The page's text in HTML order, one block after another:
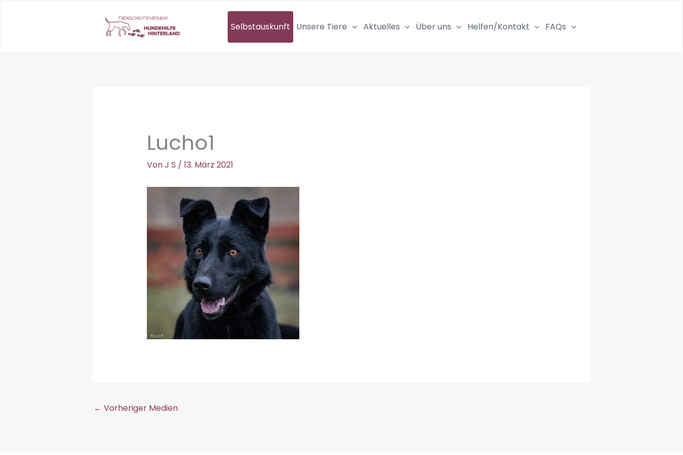
Selbstauskunft Unsere Tiere Aktuelles Über uns Helfen/Kontakt FAQs
Lucho1
VonJ S / 13. März 2021
← Vorheriger Medien